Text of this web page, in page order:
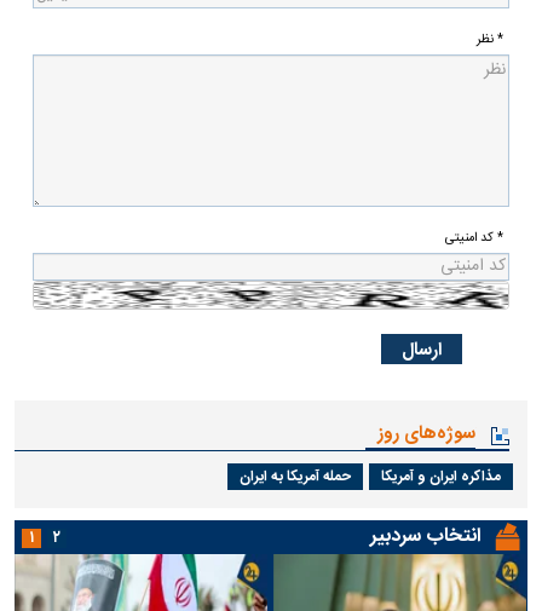
* نظر
* کد امنیتی
سوژه‌های روز
مذاکره ایران و آمریکا حمله آمریکا به ایران
انتخاب سردبیر ۱ ۲